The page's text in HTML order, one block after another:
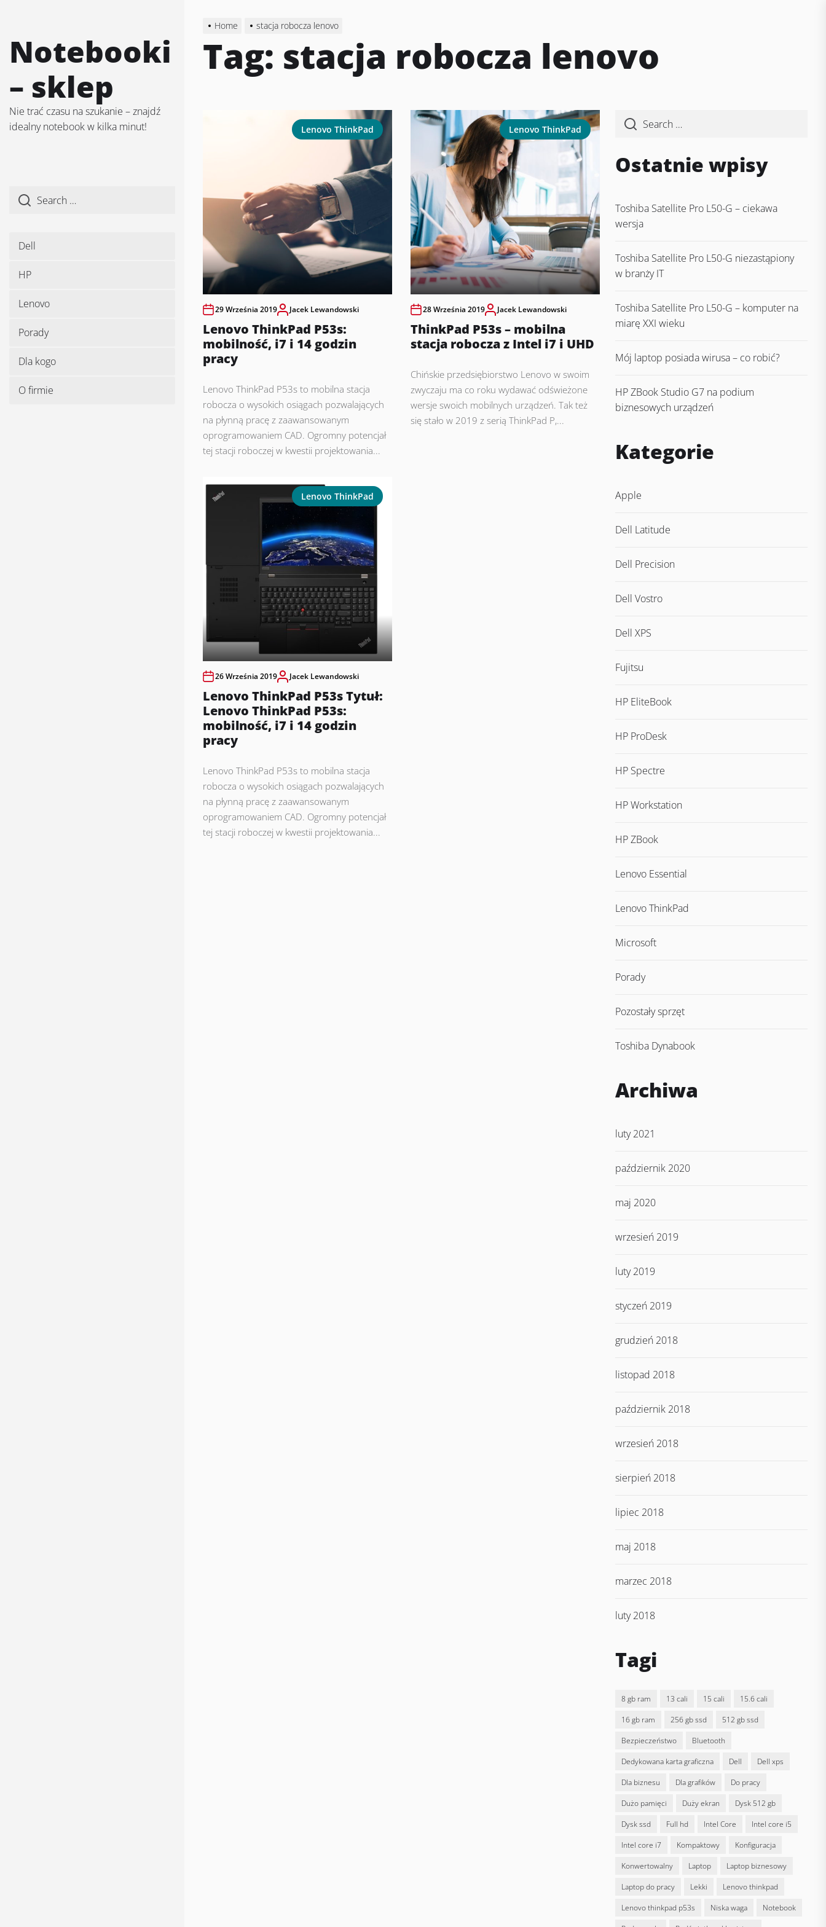
content
Notebooki
– sklep
Nie trać czasu na szukanie – znajdź
idealny notebook w kilka minut!
Dell
HP
Lenovo
Porady
Dla kogo
O firmie
Home stacja robocza lenovo
Tag: stacja robocza lenovo
Lenovo ThinkPad
29 Września 2019 Jacek Lewandowski
Lenovo ThinkPad P53s:
mobilność, i7 i 14 godzin
pracy
Lenovo ThinkPad P53s to mobilna stacja
robocza o wysokich osiągach pozwalających
na płynną pracę z zaawansowanym
oprogramowaniem CAD. Ogromny potencjał
tej stacji roboczej w kwestii projektowania...
Lenovo ThinkPad
28 Września 2019 Jacek Lewandowski
ThinkPad P53s – mobilna
stacja robocza z Intel i7 i UHD
Chińskie przedsiębiorstwo Lenovo w swoim
zwyczaju ma co roku wydawać odświeżone
wersje swoich mobilnych urządzeń. Tak też
się stało w 2019 z serią ThinkPad P,...
Lenovo ThinkPad
26 Września 2019 Jacek Lewandowski
Lenovo ThinkPad P53s Tytuł:
Lenovo ThinkPad P53s:
mobilność, i7 i 14 godzin
pracy
Lenovo ThinkPad P53s to mobilna stacja
robocza o wysokich osiągach pozwalających
na płynną pracę z zaawansowanym
oprogramowaniem CAD. Ogromny potencjał
tej stacji roboczej w kwestii projektowania...
Ostatnie wpisy
Toshiba Satellite Pro L50-G – ciekawa
wersja
Toshiba Satellite Pro L50-G niezastąpiony
w branży IT
Toshiba Satellite Pro L50-G – komputer na
miarę XXI wieku
Mój laptop posiada wirusa – co robić?
HP ZBook Studio G7 na podium
biznesowych urządzeń
Kategorie
Apple
Dell Latitude
Dell Precision
Dell Vostro
Dell XPS
Fujitsu
HP EliteBook
HP ProDesk
HP Spectre
HP Workstation
HP ZBook
Lenovo Essential
Lenovo ThinkPad
Microsoft
Porady
Pozostały sprzęt
Toshiba Dynabook
Archiwa
luty 2021
październik 2020
maj 2020
wrzesień 2019
luty 2019
styczeń 2019
grudzień 2018
listopad 2018
październik 2018
wrzesień 2018
sierpień 2018
lipiec 2018
maj 2018
marzec 2018
luty 2018
Tagi
8 gb ram 13 cali 15 cali
15.6 cali
16 gb ram
256 gb ssd
512 gb ssd
bezpieczeństwo
bluetooth
dedykowana karta graficzna
Dell
dell xps
dla biznesu
dla grafików
do pracy
dużo pamięci
duży ekran
dysk 512 gb
dysk ssd
full hd Intel Core
intel core i5
intel core i7
kompaktowy
konfiguracja
konwertowalny
laptop
laptop biznesowy
laptop do pracy
lekki
lenovo thinkpad
lenovo thinkpad p53s
niska waga
notebook